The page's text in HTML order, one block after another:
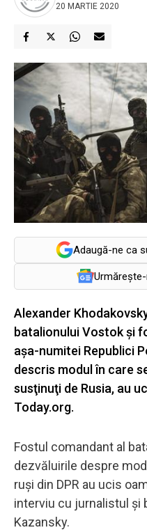
20 MARTIE 2020
Adaugă-ne ca
Alexander
batalionului Vostok și
așa-numitei Republici
descris modul în care
susţinuţi de Rusia, au
Today.org.
Fostul comandant al
dezvăluirile despre
ruşi din DPR au ucis
interviu cu jurnalistul şi
Kazansky.